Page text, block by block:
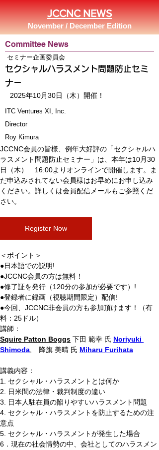
JCCNC NEWS
November / December Edition
Committee News
セミナー企画委員会
セクシャルハラスメント問題防止セミ
ナー
2025年10月30日（木）開催！
ITC Ventures XI, Inc.
Director
Roy Kimura
JCCNC会員の皆様、例年大好評の「セクシャルハ
ラスメント問題防止セミナー」は、本年は10月30
日（木）　16:00よりオンラインで開催します。ま
だ申込みされてない会員様はお早めにお申し込み
ください。詳しくは会員配信メールもご参照くだ
さい。
Register Now
＜ポイント＞
●日本語での説明!
●JCCNC会員の方は無料！
●修了証を発行（120分の参加が必要です）!
●登録者に録画（視聴期間限定）配信!
●今回、JCCNC非会員の方も参加頂けます！（有
料：25ドル）
講師：
Squire Patton Boggs 下田 範幸 氏 Noriyuki
Shimoda ,　降旗 美晴 氏 Miharu Furihata
講義内容：
1. セクシャル・ハラスメントとは何か
2. 日米間の法律・裁判制度の違い
3. 日本人駐在員の陥りやすいハラスメント問題
4. セクシャル・ハラスメントを防止するための注
意点
5. セクシャル・ハラスメントが発生した場合
6．現在の社会情勢の中、会社としてのハラスメン